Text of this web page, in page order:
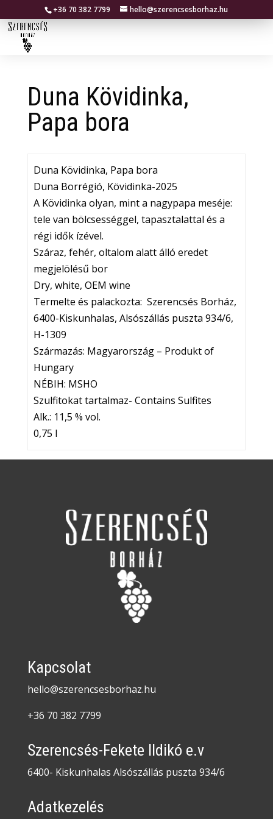
+36 70 382 7799 hello@szerencsesborhaz.hu
Duna Kövidinka,
Papa bora
Duna Kövidinka, Papa bora
Duna Borrégió, Kövidinka-2025
A Kövidinka olyan, mint a nagypapa meséje:
tele van bölcsességgel, tapasztalattal és a
régi idők ízével.
Száraz, fehér, oltalom alatt álló eredet
megjelölésű bor
Dry, white, OEM wine
Termelte és palackozta: Szerencsés Borház,
6400-Kiskunhalas, Alsószállás puszta 934/6,
H-1309
Származás: Magyarország – Produkt of
Hungary
NÉBIH: MSHO
Szulfitokat tartalmaz- Contains Sulfites
Alk.: 11,5 % vol.
0,75 l
Kapcsolat
hello@szerencsesborhaz.hu
+36 70 382 7799
Szerencsés-Fekete Ildikó e.v
6400- Kiskunhalas Alsószállás puszta 934/6
Adatkezelés